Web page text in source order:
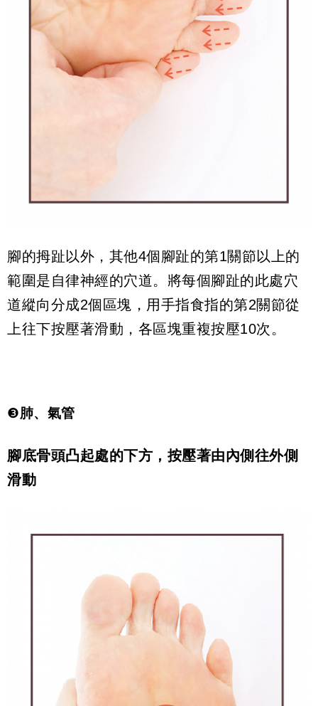
腳的拇趾以外，其他4個腳趾的第1關節以上的
範圍是自律神經的穴道。將每個腳趾的此處穴
道縱向分成2個區塊，用手指食指的第2關節從
上往下按壓著滑動，各區塊重複按壓10次。
❸肺、氣管
腳底骨頭凸起處的下方，按壓著由內側往外側
滑動